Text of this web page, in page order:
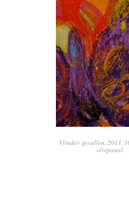
Vlinder- gevallen, 2013,
oliepastel